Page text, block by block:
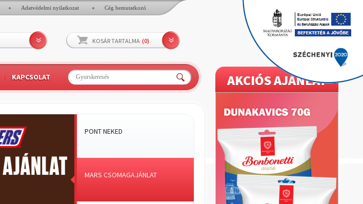
Adatvédelmi nyilatkozat Cég bemutatkozó
KOSÁR TARTALMA (0)
KAPCSOLAT AKCIÓS AJÁNLAT
PONT NEKED
MARS CSOMAGAJÁNLAT